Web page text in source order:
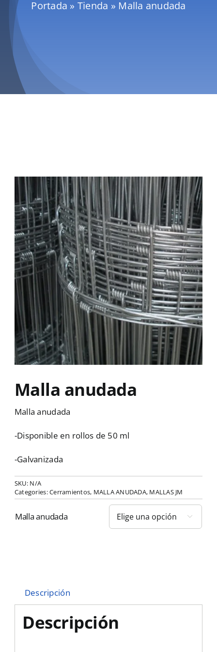
Noticias
Contacto
Portada » Tienda » Malla anudada
Malla anudada
Malla anudada
-Disponible en rollos de 50 ml
-Galvanizada
SKU: N/A
Categories:Cerramientos, MALLA ANUDADA, MALLAS JM
Malla anudada 
Descripción
Descripción